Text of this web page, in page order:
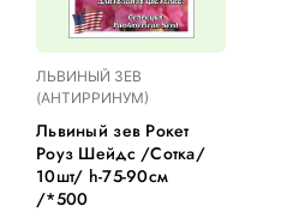
ЛЬВИНЫЙ ЗЕВ
(АНТИРРИНУМ)
Львиный зев Рокет
Роуз Шейдс /Сотка/
10шт/ h-75-90см
/*500